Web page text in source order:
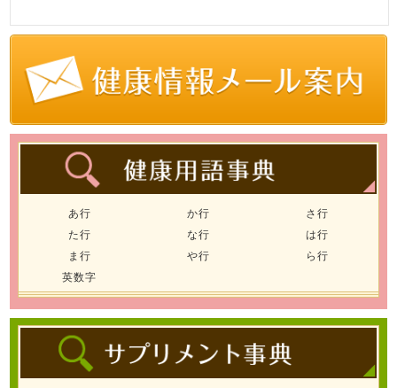
あ行 か行
さ行
た行
な行
は行
ま行
や行
ら行
英数字